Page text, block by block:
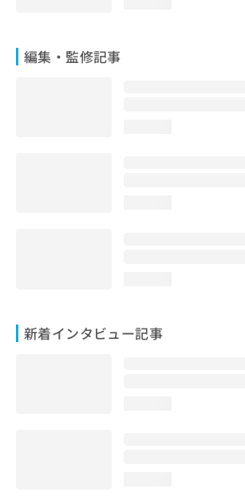
編集・監修記事
新着インタビュー記事